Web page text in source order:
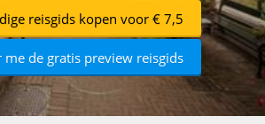
reisgids kopen voor € 7,5
me de gratis preview reisgids